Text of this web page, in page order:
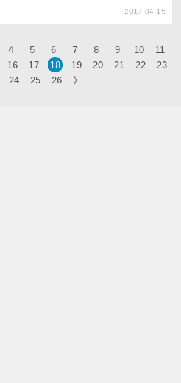
樣吃下去，三高、胃疾找上你。讓營養師
2017-04-15
4 5 6 7 8 9 10
11
16 17 18 19 20 21 22
23
24
25 26 》